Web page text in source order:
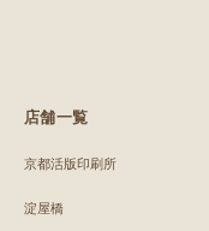
店舗一覧
京都活版印刷所
淀屋橋